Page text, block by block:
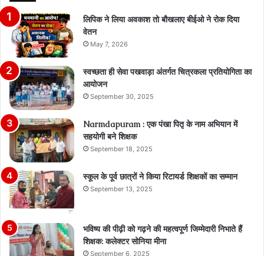
लिपिक ने लिया अवकाश तो बौखलाए बीईओ ने रोक दिया
वेतन
May 7, 2026
स्वच्छता ही सेवा पखवाड़ा अंतर्गत चित्रकला प्रतियोगिता का
आयोजन
September 30, 2025
Narmdapuram : एक पंखा पितृ के नाम अभियान में
सहयोगी बने शिक्षक
September 18, 2025
स्कूल के पूर्व छात्रों ने किया रिटायर्ड शिक्षकों का सम्मान
September 13, 2025
भविष्य की पीढ़ी को गढ़ने की महत्वपूर्ण जिम्मेदारी निभाते हैं
शिक्षक: कलेक्टर सोनिया मीना
September 6, 2025